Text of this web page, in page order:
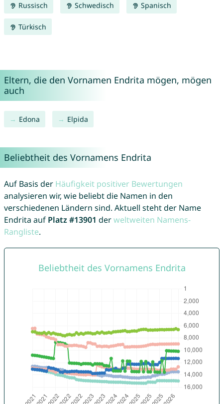
Russisch Schwedisch Spanisch
Türkisch
Eltern, die den Vornamen Endrita mögen, mögen
auch
Edona Elpida
Beliebtheit des Vornamens Endrita
Auf Basis der Häufigkeit positiver Bewertungen
analysieren wir, wie beliebt die Namen in den
verschiedenen Ländern sind. Aktuell steht der Name
Endrita auf Platz #13901 derweltweiten Namens-
Rangliste.